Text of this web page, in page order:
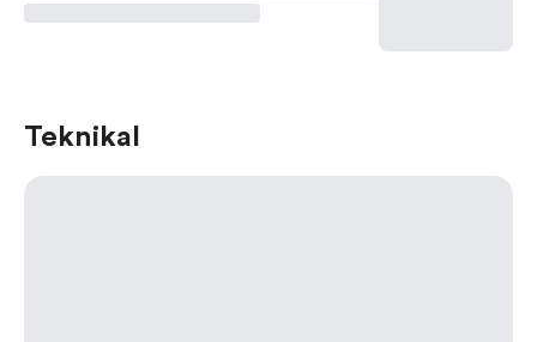
Teknikal